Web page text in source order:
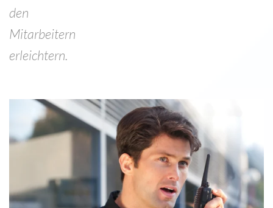
den
Mitarbeitern
erleichtern.